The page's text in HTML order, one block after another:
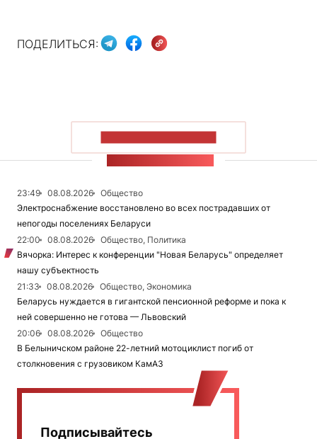
ПОДЕЛИТЬСЯ:
23:49 08.08.2026
Общество
Электроснабжение восстановлено во всех пострадавших от
непогоды поселениях Беларуси
22:00
08.08.2026
Общество, Политика
Вячорка: Интерес к конференции "Новая Беларусь" определяет
нашу субъектность
21:33
08.08.2026
Общество, Экономика
Беларусь нуждается в гигантской пенсионной реформе и пока к
ней совершенно не готова — Львовский
20:06
08.08.2026
Общество
В Белыничском районе 22-летний мотоциклист погиб от
столкновения с грузовиком КамАЗ
Подписывайтесь